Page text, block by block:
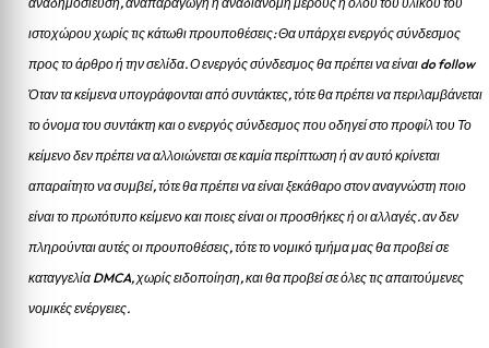
ιστοχώρου χωρίς τις κάτωθι προυποθέσεις: Θα υπάρχει ενεργός σύνδεσμος
προς το άρθρο ή την σελίδα.Ο ενεργός σύνδεσμος θα πρέπει να είναι do follow
Όταν τα κείμενα υπογράφονται από συντάκτες, τότε θα πρέπει να περιλαμβάνεται
το όνομα του συντάκτη και ο ενεργός σύνδεσμος που οδηγεί στο προφίλ του Το
κείμενο δεν πρέπει να αλλοιώνεται σε καμία περίπτωση ή αν αυτό κρίνεται
απαραίτητο να συμβεί, τότε θα πρέπει να είναι ξεκάθαρο στον αναγνώστη ποιο
είναι το πρωτότυπο κείμενο και ποιες είναι οι προσθήκες ή οι αλλαγές. αν δεν
πληρούνται αυτές οι προυποθέσεις, τότε το νομικό τμήμα μας θα προβεί σε
καταγγελία DMCA, χωρίς ειδοποίηση, και θα προβεί σε όλες τις απαιτούμενες
νομικές ενέργειες.